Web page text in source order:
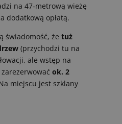
na 47‑metrową wieżę
dodatkową opłatą.
świadomość, że tuż
(przychodzi tu na
ale wstęp na
zarezerwowaćok. 2
miejscu jest szklany